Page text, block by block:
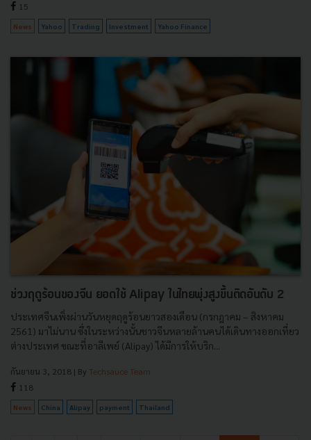
15
News Yahoo Trading Investment Yahoo Finance
ช่วงฤดูร้อนของจีน ยอดใช้ Alipay ในไทยพุ่งสูงขึ้นติดอันดับ 2
ประเทศจีนเพิ่งผ่านวันหยุดฤดูร้อนยาวสองเดือน (กรกฎาคม – สิงหาคม
2561) มาไม่นาน ซึ่งในระหว่างนั้นชาวจีนหลายล้านคนได้เดินทางออกเที่ยว
ต่างประเทศ ขณะที่อาลีเพย์ (Alipay) ได้มีการให้บริก...
กันยายน 3, 2018 | By Techsauce Team
118
News China Alipay payment Thailand